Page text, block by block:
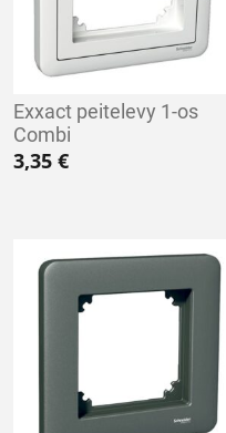
Exxact peitelevy 1-os
Combi
3,35 €